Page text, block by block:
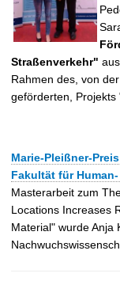
Straßenverkehr"
Rahmen des, von
geförderten, Projekts
Marie-Pleißner-
Fakultät für
Masterarbeit zum
Locations Increases
Material" wurde Anja